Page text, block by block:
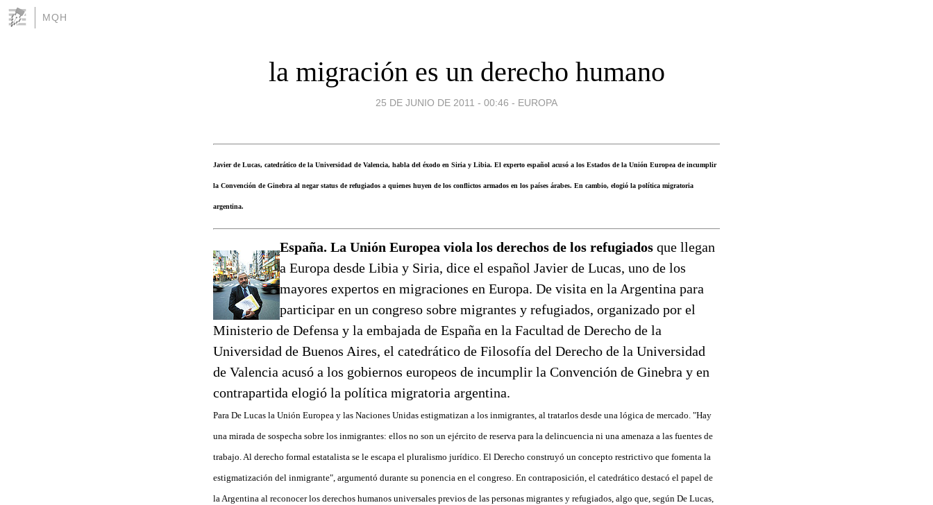
MQH
la migración es un derecho humano
25 DE JUNIO DE 2011 - 00:46 - EUROPA
Javier de Lucas, catedrático de la Universidad de Valencia, habla del éxodo en Siria y Libia. El experto español acusó a los Estados de la Unión Europea de incumplir
la Convención de Ginebra al negar status de refugiados a quienes huyen de los conflictos armados en los países árabes. En cambio, elogió la política migratoria
argentina.
España. La Unión Europea viola los derechos de los refugiados que llegan
a Europa desde Libia y Siria, dice el español Javier de Lucas, uno de los
mayores expertos en migraciones en Europa. De visita en la Argentina para
participar en un congreso sobre migrantes y refugiados, organizado por el
Ministerio de Defensa y la embajada de España en la Facultad de Derecho de la
Universidad de Buenos Aires, el catedrático de Filosofía del Derecho de la Universidad
de Valencia acusó a los gobiernos europeos de incumplir la Convención de Ginebra y en
contrapartida elogió la política migratoria argentina.
Para De Lucas la Unión Europea y las Naciones Unidas estigmatizan a los inmigrantes, al tratarlos desde una lógica de mercado. "Hay
una mirada de sospecha sobre los inmigrantes: ellos no son un ejército de reserva para la delincuencia ni una amenaza a las fuentes de
trabajo. Al derecho formal estatalista se le escapa el pluralismo jurídico. El Derecho construyó un concepto restrictivo que fomenta la
estigmatización del inmigrante", argumentó durante su ponencia en el congreso. En contraposición, el catedrático destacó el papel de
la Argentina al reconocer los derechos humanos universales previos de las personas migrantes y refugiados, algo que, según De Lucas,